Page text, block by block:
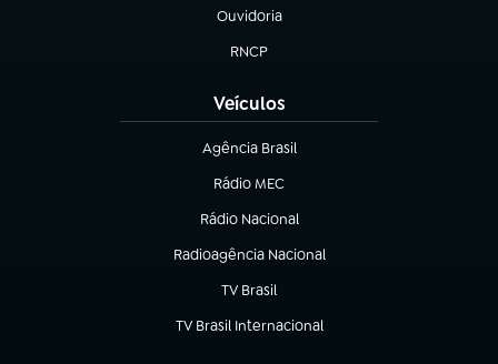
Ouvidoria
(abre em nova aba)
RNCP
(abre em nova aba)
Veículos
Agência Brasil
(abre em nova aba)
Rádio MEC
Rádio Nacional
(abre em nova aba)
Radioagência Nacional
(abre em nova aba)
TV Brasil
(abre em nova aba)
TV Brasil Internacional
(abre em nova aba)